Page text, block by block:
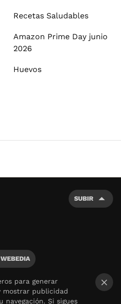
Recetas Saludables
Amazon Prime Day junio
2026
Huevos
SUBIR
para generar
mostrar publicidad
navegación. Si sigues